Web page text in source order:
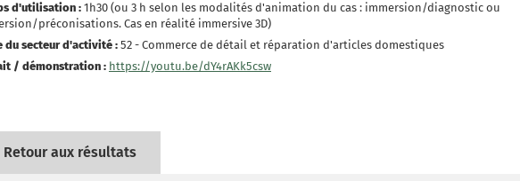
d'utilisation : 1h30 (ou 3 h selon les modalités d'animation du cas : immersion/diagnostic ou
préconisations. Cas en réalité immersive 3D)
du secteur d'activité : 52 - Commerce de détail et réparation d'articles domestiques
/ démonstration : https://youtu.be/dY4rAKk5csw
Retour aux résultats